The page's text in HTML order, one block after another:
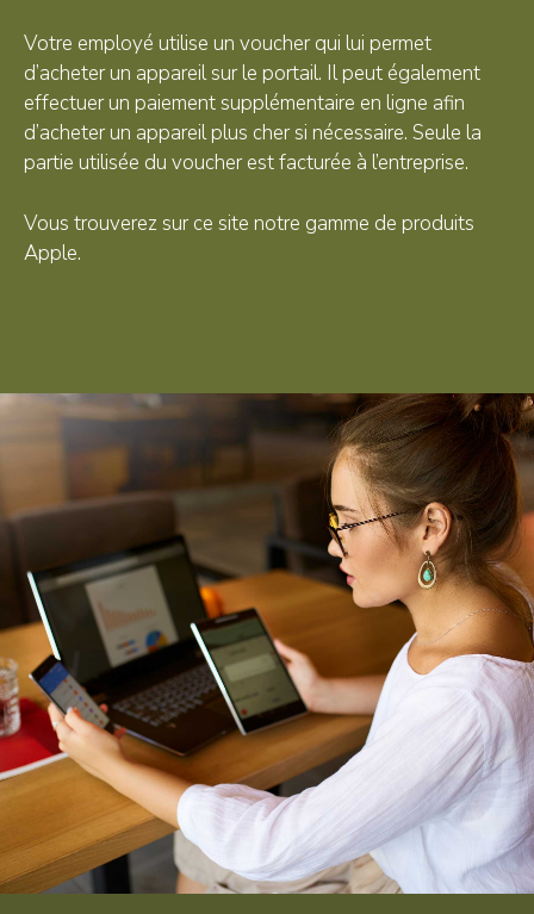
Votre employé utilise un voucher qui lui permet
d’acheter un appareil sur le portail. Il peut également
effectuer un paiement supplémentaire en ligne afin
d’acheter un appareil plus cher si nécessaire. Seule la
partie utilisée du voucher est facturée à l’entreprise.
Vous trouverez sur ce site notre gamme de produits
Apple.